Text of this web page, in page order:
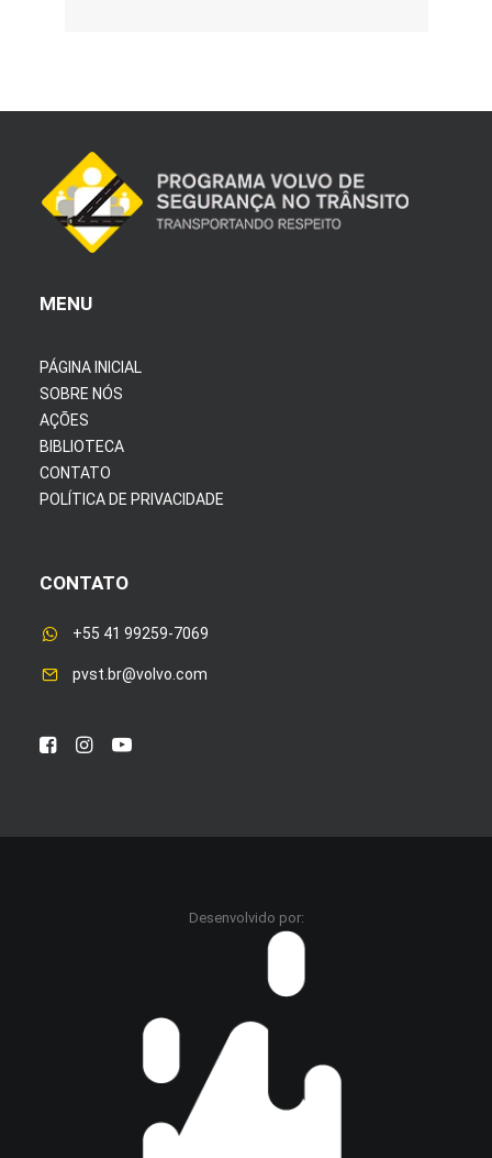
MENU
PÁGINA INICIAL
SOBRE NÓS
AÇÕES
BIBLIOTECA
CONTATO
POLÍTICA DE PRIVACIDADE
CONTATO
+55 41 99259-7069
pvst.br@volvo.com
Desenvolvido por: